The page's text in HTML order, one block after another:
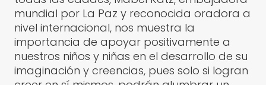
mundial por La Paz y reconocida oradora a
nivel internacional, nos muestra la
importancia de apoyar positivamente a
nuestros niños y niñas en el desarrollo de su
imaginación y creencias, pues solo si logran